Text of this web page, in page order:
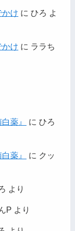
かけ に ひろ よ
かけ に ララち
薬』 に ひろ
薬』 に クッ
より
P より